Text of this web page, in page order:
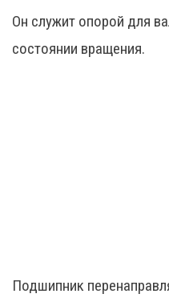
Он служит опорой для
состоянии вращения.
Подшипник